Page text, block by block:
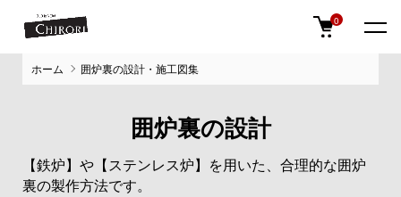
0
ホーム 囲炉裏の設計・施工図集
囲炉裏の設計
【鉄炉】や【ステンレス炉】を用いた、合理的な囲炉
裏の製作方法です。